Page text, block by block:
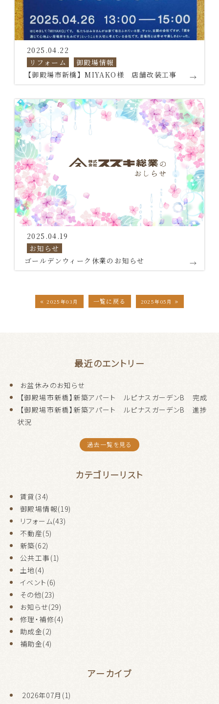
2025.04.22
リフォーム
御殿場情報
【御殿場市新橋】MIYAKO様 店舗改装工事
2025.04.19
お知らせ
ゴールデンウィーク休業のお知らせ
« 2025年03月 一覧に戻る 2025年05月 »
最近のエントリー
お盆休みのお知らせ
【御殿場市新橋】新築アパート ルピナスガーデンB 完成
【御殿場市新橋】新築アパート ルピナスガーデンB 進捗
状況
過去一覧を見る
カテゴリーリスト
賃貸(34)
御殿場情報(19)
リフォーム(43)
不動産(5)
新築(62)
公共工事(1)
土地(4)
イベント(6)
その他(23)
お知らせ(29)
修理・補修(4)
助成金(2)
補助金(4)
アーカイブ
2026年07月(1)